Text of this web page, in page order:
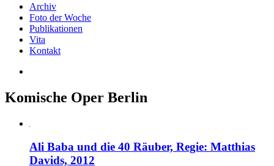
Archiv
Foto der Woche
Publikationen
Vita
Kontakt
Komische Oper Berlin
Ali Baba und die 40 Räuber, Regie: Matthias
Davids, 2012